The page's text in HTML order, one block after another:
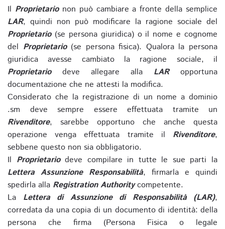
Il Proprietarionon può cambiare a fronte della semplice
LAR, quindi non può modificare la ragione sociale del
Proprietario(se persona giuridica) o il nome e cognome
del Proprietario(se persona fisica). Qualora la persona
giuridica avesse cambiato la ragione sociale, il
Proprietariodeve allegare alla LARopportuna
documentazione che ne attesti la modifica.
Considerato che la registrazione di un nome a dominio
.sm deve sempre essere effettuata tramite un
Rivenditore, sarebbe opportuno che anche questa
operazione venga effettuata tramite il Rivenditore,
sebbene questo non sia obbligatorio.
Il Proprietariodeve compilare in tutte le sue parti la
Lettera Assunzione Responsabilità, firmarla e quindi
spedirla alla Registration Authoritycompetente.
La Lettera di Assunzione di Responsabilità (LAR),
corredata da una copia di un documento di identità: della
persona che firma (Persona Fisica o legale